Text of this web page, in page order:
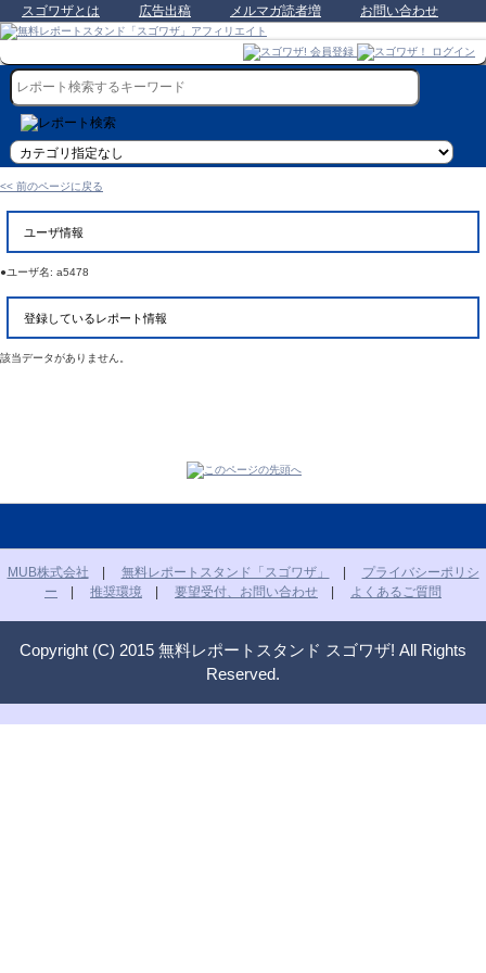
スゴワザとは 広告出稿 メルマガ読者増 お問い合わせ
<< 前のページに戻る
ユーザ情報
●ユーザ名: a5478
登録しているレポート情報
該当データがありません。
MUB株式会社 無料レポートスタンド「スゴワザ」
プライバシーポリシ
ー
推奨環境 要望受付、お問い合わせ よくあるご質問
Copyright (C) 2015 無料レポートスタンド スゴワザ! All Rights
Reserved.